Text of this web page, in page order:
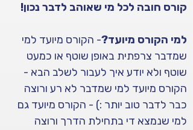
קורס חובה לכל מי שאוהב לדבר נכון!
למי הקורס מיועד?- הקורס מיועד למי
שמדבר צרפתית באופן שוטף או כמעט
שוטף ולא יודע איך לעבור לשלב הבא -
הקורס מיועד למי שמדבר לא רע ורוצה
כבר לדבר טוב יותר :) - הקורס מיועד גם
למי שנמצא די בתחילת הדרך ורוצה